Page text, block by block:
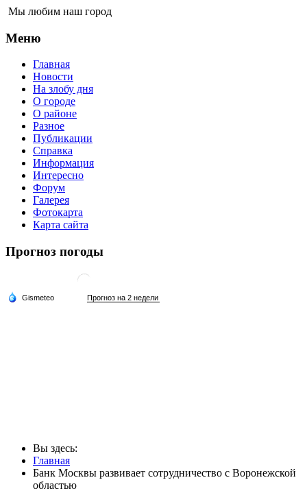
Мы любим наш город
Меню
Главная
Новости
На злобу дня
О городе
О районе
Разное
Публикации
Справка
Информация
Интересно
Форум
Галерея
Фотокарта
Карта сайта
Прогноз погоды
Вы здесь:
Главная
Банк Москвы развивает сотрудничество с Воронежской
областью